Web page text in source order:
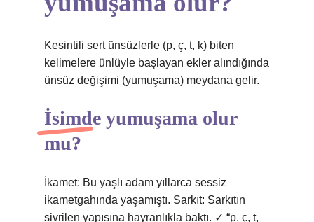
Kesintili sert ünsüzlerle (p, ç, t, k) biten
kelimelere ünlüyle başlayan ekler alındığında
ünsüz değişimi (yumuşama) meydana gelir.
İsimde yumuşama olur
mu?
İkamet: Bu yaşlı adam yıllarca sessiz
ikametgahında yaşamıştı. Sarkıt: Sarkıtın
sivrilen yapısına hayranlıkla baktı. ✓ “p, ç, t,